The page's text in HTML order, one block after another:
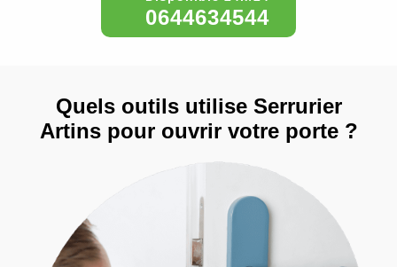
0644634544
Quels outils utilise Serrurier
Artins pour ouvrir votre porte ?